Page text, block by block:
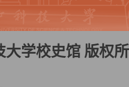
学校史馆 版权所